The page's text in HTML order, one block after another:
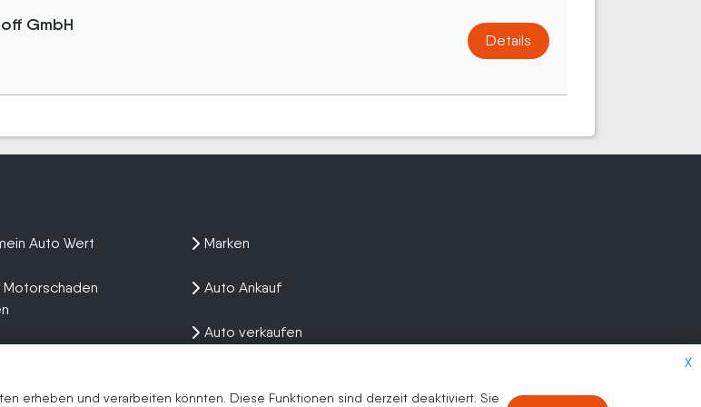
GmbH
Details
X
erheben und verarbeiten könnten. Diese Funktionen sind derzeit deaktiviert. Sie
Auto Wert
dein Auto
Marken
Auto Ankauf
Auto verkaufen